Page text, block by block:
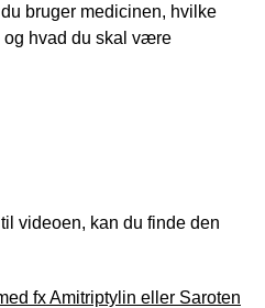
bruger medicinen, hvilke
og hvad du skal være
videoen, kan du finde den
fx Amitriptylin eller Saroten